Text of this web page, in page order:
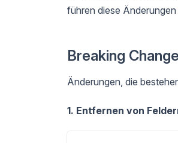
führen diese
Breaking
Änderungen, die
1. Entfernen von